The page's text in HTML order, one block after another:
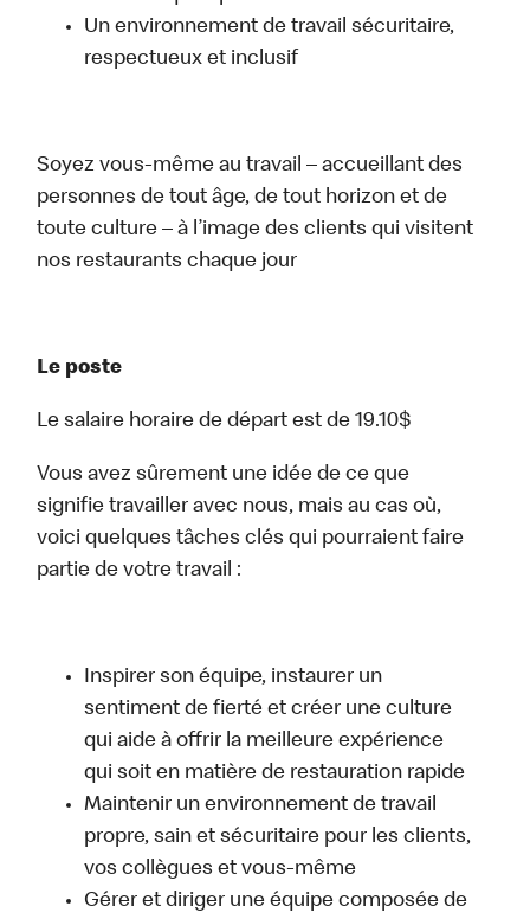
Un environnement de travail sécuritaire,
respectueux et inclusif
Soyez vous-même au travail – accueillant des
personnes de tout âge, de tout horizon et de
toute culture – à l’image des clients qui visitent
nos restaurants chaque jour
Le poste
Le salaire horaire de départ est de 19.10$
Vous avez sûrement une idée de ce que
signifie travailler avec nous, mais au cas où,
voici quelques tâches clés qui pourraient faire
partie de votre travail :
Inspirer son équipe, instaurer un
sentiment de fierté et créer une culture
qui aide à offrir la meilleure expérience
qui soit en matière de restauration rapide
Maintenir un environnement de travail
propre, sain et sécuritaire pour les clients,
vos collègues et vous-même
Gérer et diriger une équipe composée de